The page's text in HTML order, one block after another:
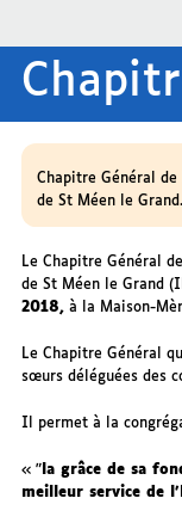
Chapitre Général
de St Méen le Grand.
Le Chapitre Général
de St Méen le Grand
2018, à la Maison-
Le Chapitre Général
sœurs déléguées des
Il permet à la
" la grâce de sa
meilleur service de